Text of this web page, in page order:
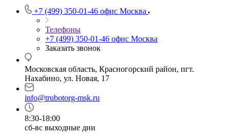
+7 (499) 350-01-46 офис Москва
Телефоны
+7 (499) 350-01-46 офис Москва
Заказать звонок
Московская область, Красногорский район, пгт.
Нахабино, ул. Новая, 17
info@trubotorg-msk.ru
8:30-18:00
сб-вс выходные дни